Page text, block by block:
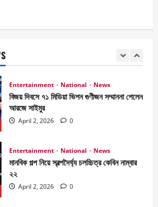
বিজয় দিবসে ৭১ মিডিয়া ভিশন গুণীজন সম্মাননা পেলেন
Entertainment National News
মানবিক গল্প নিয়ে স্বল্পদৈর্ঘ‍্য চলচ্চিত্র কেবিন নাম্বার
২২
April 2, 2026 0
Entertainment News
আরজে সাইমুর প্রযোজিত ওয়েব ফিল্ম ‘কেবিন নাম্বার
২২’এ প্রিয়াঙ্কা ও জয় চৌধুরী
April 2, 2026 0